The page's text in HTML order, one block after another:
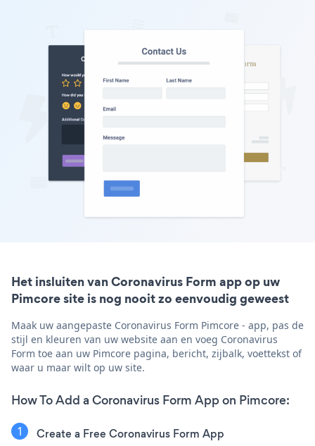
Het insluiten van Coronavirus Form app op uw
Pimcore site is nog nooit zo eenvoudig geweest
Maak uw aangepaste Coronavirus Form Pimcore - app, pas de
stijl en kleuren van uw website aan en voeg Coronavirus
Form toe aan uw Pimcore pagina, bericht, zijbalk, voettekst of
waar u maar wilt op uw site.
How To Add a Coronavirus Form App on Pimcore:
Create a Free Coronavirus Form App